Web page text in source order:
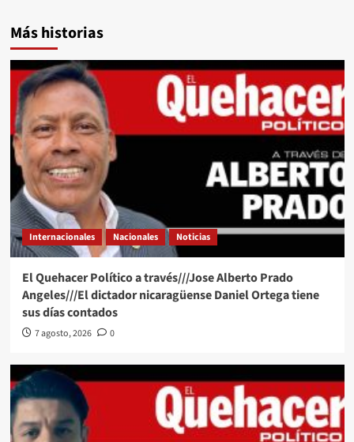
Más historias
Internacionales Nacionales Noticias
El Quehacer Político a través///Jose Alberto Prado
Angeles///El dictador nicaragüense Daniel Ortega tiene
sus días contados
7 agosto, 2026 0